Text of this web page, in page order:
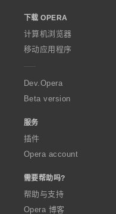
w
O
p
e
a
下载 OPERA
计算机浏览器
移动应用程序
Dev.Opera
Beta version
服务
插件
Opera account
需要帮助吗?
帮助与支持
Opera 博客